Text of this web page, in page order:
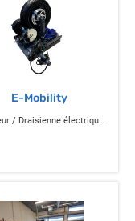
E-Mobility
Triporteur / Draisienne électrique & Kits de puissance et contrôle pour projets de mobilité électrique